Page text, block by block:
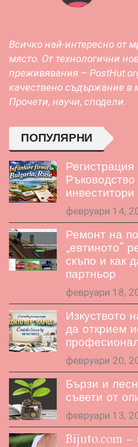
Всичко най-интересно от
място. От технологични
преживявания –
качествено съдържание в
Прочети, научи, сподели.
ПОПУЛЯРНИ
инвеститори
февруари 14,
Ремонт на
„евтиното“
скъпо и как
партньор
февруари 18,
Изкуството
да открием
февруари 20,
Бързи и
съвети от
февруари 13,
Bijuto.com –